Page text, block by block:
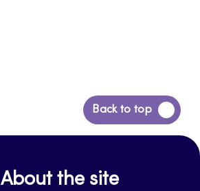
Back to top
Siirry
takaisin
About the site